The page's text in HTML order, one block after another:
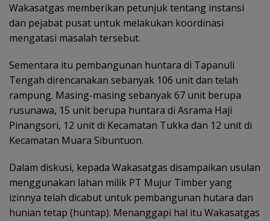
Wakasatgas memberikan petunjuk tentang instansi
dan pejabat pusat untuk melakukan koordinasi
mengatasi masalah tersebut.
Sementara itu pembangunan huntara di Tapanuli
Tengah direncanakan sebanyak 106 unit dan telah
rampung. Masing-masing sebanyak 67 unit berupa
rusunawa, 15 unit berupa huntara di Asrama Haji
Pinangsori, 12 unit di Kecamatan Tukka dan 12 unit di
Kecamatan Muara Sibuntuon.
Dalam diskusi, kepada Wakasatgas disampaikan usulan
menggunakan lahan milik PT Mujur Timber yang
izinnya telah dicabut untuk pembangunan hutara dan
hunian tetap (huntap). Menanggapi hal itu Wakasatgas